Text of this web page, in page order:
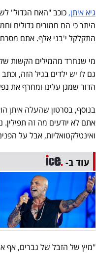
גיא איתן, כוכב "האח הגדול"
התקלקל י'בני אלף. אתם
מי שנחרד מהמילים הקשות של
גם לו יש ילדים בגיל הזה,
הדור שמגן עלינו ומחרף את נפשו
בנוסף, בסרטון שהעלה איתן
אתם לא יודעים מה זה תפילין.
ואינטלקטואליות, אבל על
עוד ב-
"מיץ של הזבל של גברים, אף